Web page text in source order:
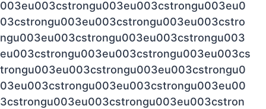
003eu003cstrongu003eu003cstrongu003eu0
03cstrongu003eu003cstrongu003eu003cstro
ngu003eu003cstrongu003eu003cstrongu003
eu003cstrongu003eu003cstrongu003eu003cs
trongu003eu003cstrongu003eu003cstrongu0
03eu003cstrongu003eu003cstrongu003eu00
3cstrongu003eu003cstrongu003eu003cstron